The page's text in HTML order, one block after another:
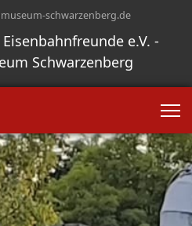
schwarzenberg.de
e.V. -
Schwarzenberg